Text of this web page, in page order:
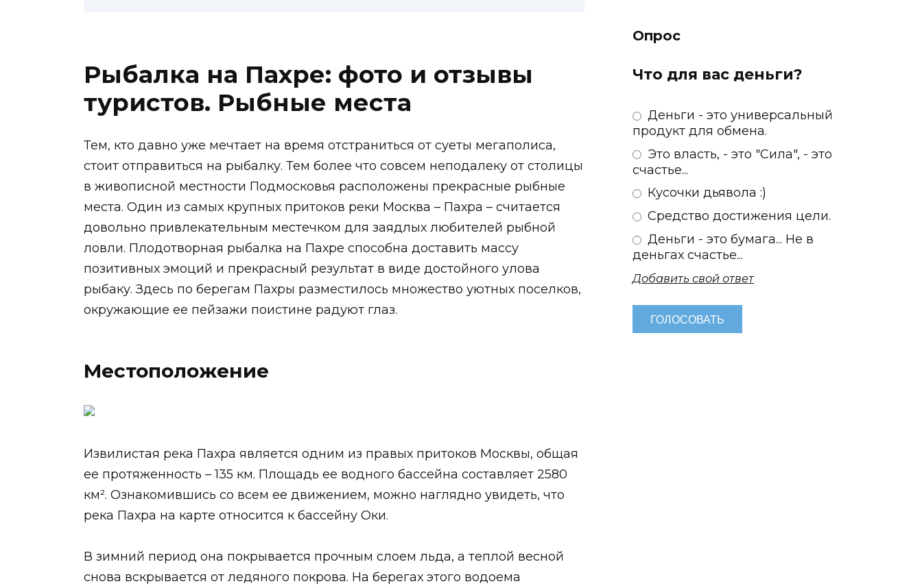
Рыбалка на Пахре: фото и отзывы
туристов. Рыбные места
Тем, кто давно уже мечтает на время отстраниться от суеты мегаполиса,
стоит отправиться на рыбалку. Тем более что совсем неподалеку от столицы
в живописной местности Подмосковья расположены прекрасные рыбные
места. Один из самых крупных притоков реки Москва – Пахра – считается
довольно привлекательным местечком для заядлых любителей рыбной
ловли. Плодотворная рыбалка на Пахре способна доставить массу
позитивных эмоций и прекрасный результат в виде достойного улова
рыбаку. Здесь по берегам Пахры разместилось множество уютных поселков,
окружающие ее пейзажи поистине радуют глаз.
Местоположение
Извилистая река Пахра является одним из правых притоков Москвы, общая
ее протяженность – 135 км. Площадь ее водного бассейна составляет 2580
км². Ознакомившись со всем ее движением, можно наглядно увидеть, что
река Пахра на карте относится к бассейну Оки.
В зимний период она покрывается прочным слоем льда, а теплой весной
снова вскрывается от ледяного покрова. На берегах этого водоема
Опрос
Что для вас деньги?
Деньги - это универсальный
продукт для обмена.
Это власть, - это "Сила", - это
счастье...
Кусочки дьявола :)
Средство достижения цели.
Деньги - это бумага... Не в
деньгах счастье...
Добавить свой ответ